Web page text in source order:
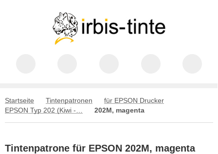
Startseite Tintenpatronen
für EPSON Drucker
202M, magenta
Tintenpatrone für EPSON 202M, magenta